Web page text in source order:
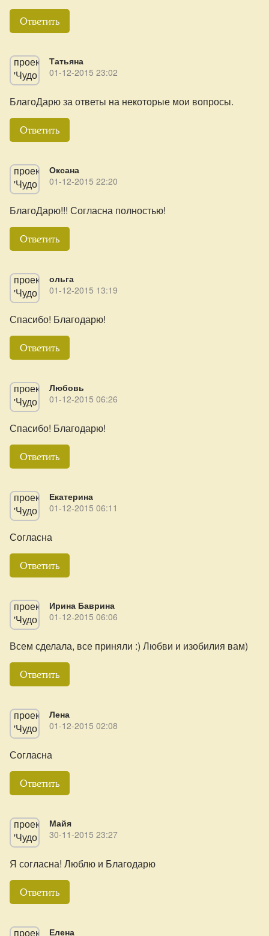
Ответить
Татьяна
01-12-2015 23:02
БлагоДарю за ответы на некоторые мои вопросы.
Ответить
Оксана
01-12-2015 22:20
БлагоДарю!!! Согласна полностью!
Ответить
ольга
01-12-2015 13:19
Спасибо! Благодарю!
Ответить
Любовь
01-12-2015 06:26
Спасибо! Благодарю!
Ответить
Екатерина
01-12-2015 06:11
Согласна
Ответить
Ирина Баврина
01-12-2015 06:06
Всем сделала, все приняли :) Любви и изобилия вам)
Ответить
Лена
01-12-2015 02:08
Согласна
Ответить
Майя
30-11-2015 23:27
Я согласна! Люблю и Благодарю
Ответить
Елена